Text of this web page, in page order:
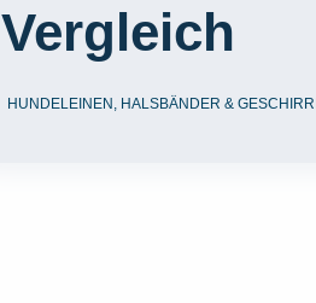
Vergleich
HUNDELEINEN, HALSBÄNDER &